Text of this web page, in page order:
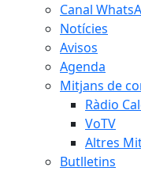
Canal
Notícies
Avisos
Agenda
Mitjans de
Ràdio
VoTV
Altres
Butlletins